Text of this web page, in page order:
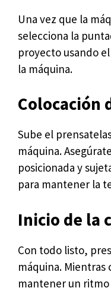
Una vez que la
selecciona la
proyecto usando
la máquina.
Colocación
Sube el
máquina.
posicionada y
para mantener la
Inicio de la
Con todo listo,
máquina.
mantener un